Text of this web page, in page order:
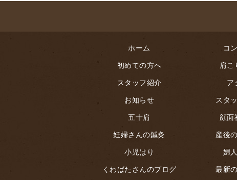
ホーム コ
初めての方へ
肩こ
スタッフ紹介
ア
お知らせ
スタ
五十肩
顔面
妊婦さんの鍼灸
産後
小児はり
婦
くわばたさんのブログ
最新